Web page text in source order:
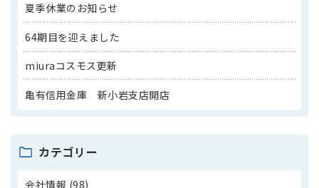
夏季休業のお知らせ
64期目を迎えました
miuraコスモス更新
亀有信用金庫 新小岩支店開店
カテゴリー
会社情報 (98)